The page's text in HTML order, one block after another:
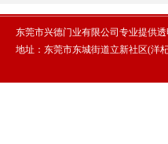
东莞市兴德门业有限公司专业提供
地址：东莞市东城街道立新社区(洋